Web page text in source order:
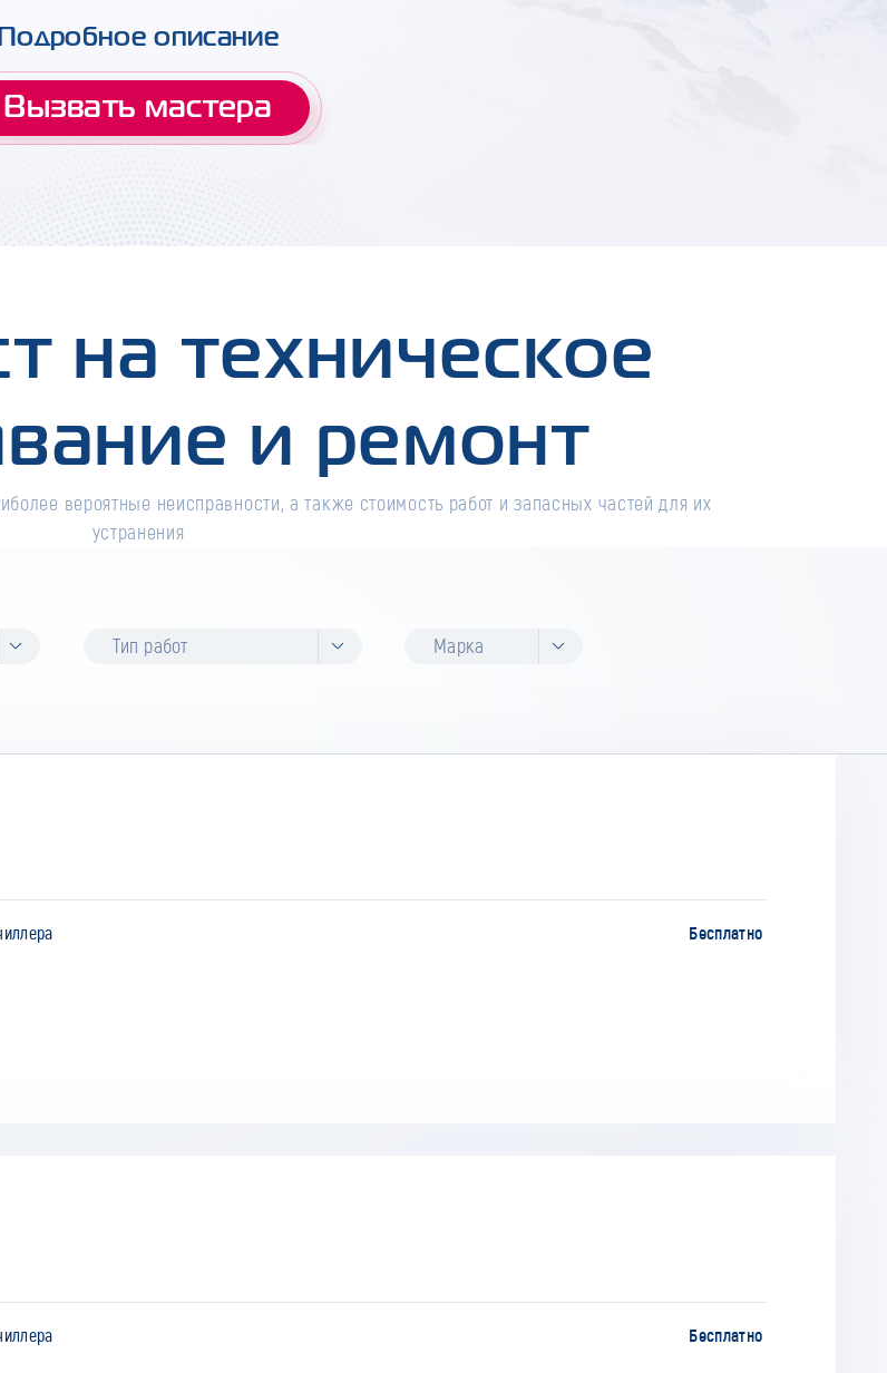
описание
Вызвать мастера
на техническое
и ремонт
вероятные неисправности, а также стоимость работ и запасных частей для их
устранения
Тип работ Марка
Бесплатно
Бесплатно